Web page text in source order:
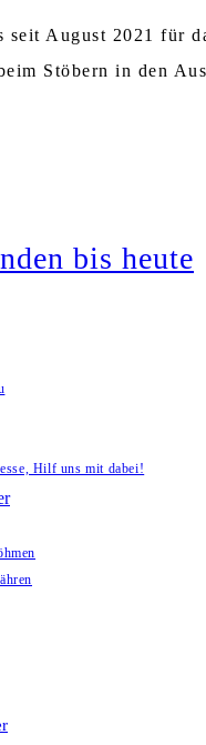
August 2021 für
Stöbern in den
bis heute
Hilf uns mit dabei!